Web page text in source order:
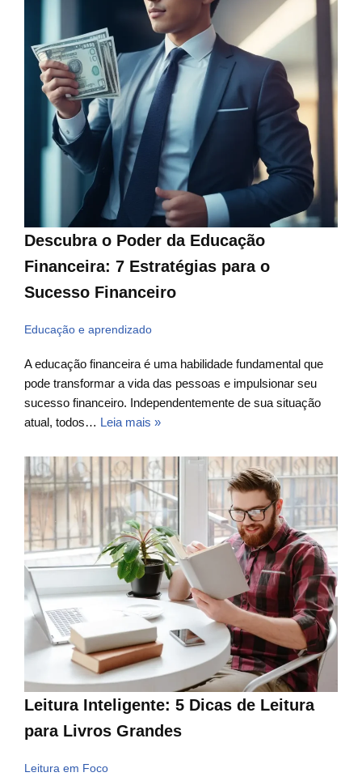
Descubra o Poder da Educação
Financeira: 7 Estratégias para o
Sucesso Financeiro
Educação e aprendizado
A educação financeira é uma habilidade fundamental que
pode transformar a vida das pessoas e impulsionar seu
sucesso financeiro. Independentemente de sua situação
atual, todos… Leia mais »
Leitura Inteligente: 5 Dicas de Leitura
para Livros Grandes
Leitura em Foco